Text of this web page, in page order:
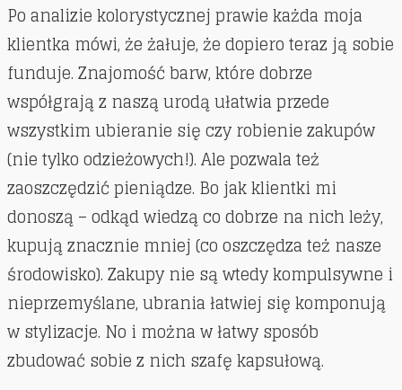
Po analizie kolorystycznej prawie każda moja
klientka mówi, że żałuje, że dopiero teraz ją sobie
funduje. Znajomość barw, które dobrze
współgrają z naszą urodą ułatwia przede
wszystkim ubieranie się czy robienie zakupów
(nie tylko odzieżowych!). Ale pozwala też
zaoszczędzić pieniądze. Bo jak klientki mi
donoszą – odkąd wiedzą co dobrze na nich leży,
kupują znacznie mniej (co oszczędza też nasze
środowisko). Zakupy nie są wtedy kompulsywne i
nieprzemyślane, ubrania łatwiej się komponują
w stylizacje. No i można w łatwy sposób
zbudować sobie z nich szafę kapsułową.